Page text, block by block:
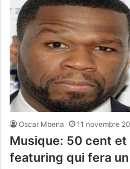
Oscar Mbena 11 novembre
Musique: 50 cent et
featuring qui fera